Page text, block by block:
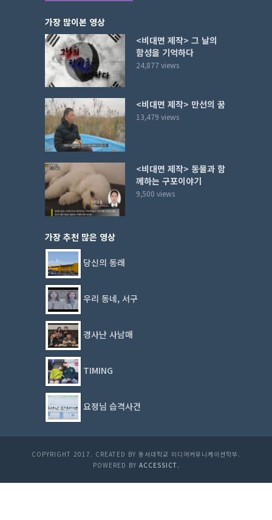
가장 많이본 영상
<비대면 제작> 그 날의
함성을 기억하다
24,877 views
<비대면 제작> 만선의 꿈
13,479 views
<비대면 제작> 동물과 함
께하는 구포이야기
9,500 views
가장 추천 많은 영상
당신의 동래
우리 동네, 서구
경사난 사남매
TIMING
요정님 습격사건
COPYRIGHT 2017. CREATED BY 동서대학교 미디어커뮤니케이션학부.
POWERED BY ACCESSICT.